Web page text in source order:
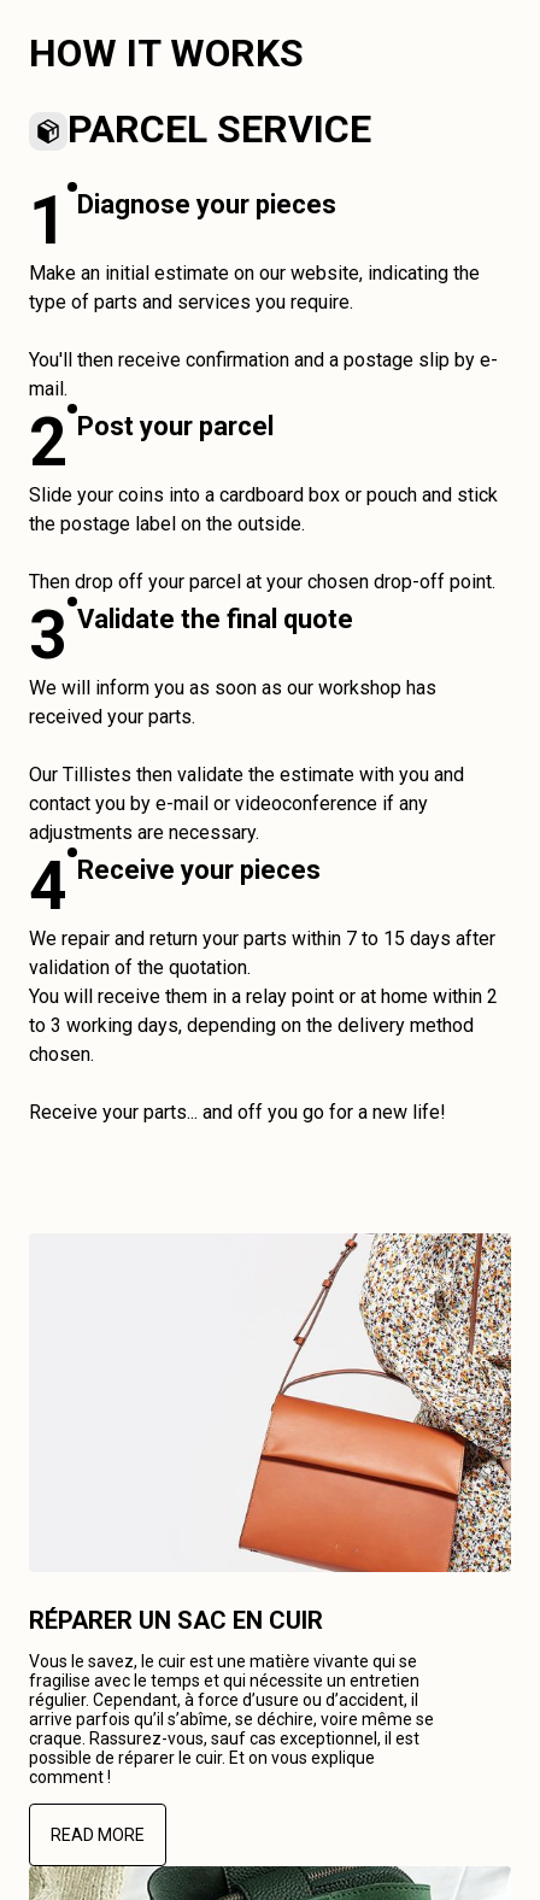
HOW IT WORKS
PARCEL SERVICE
1 Diagnose your pieces
Make an initial estimate on our website, indicating the
type of parts and services you require.
You'll then receive confirmation and a postage slip by e-
mail.
2 Post your parcel
Slide your coins into a cardboard box or pouch and stick
the postage label on the outside.
Then drop off your parcel at your chosen drop-off point.
3 Validate the final quote
We will inform you as soon as our workshop has
received your parts.
Our Tillistes then validate the estimate with you and
contact you by e-mail or videoconference if any
adjustments are necessary.
4 Receive your pieces
We repair and return your parts within 7 to 15 days after
validation of the quotation.
You will receive them in a relay point or at home within 2
to 3 working days, depending on the delivery method
chosen.
Receive your parts... and off you go for a new life!
RÉPARER UN SAC EN CUIR
Vous le savez, le cuir est une matière vivante qui se
fragilise avec le temps et qui nécessite un entretien
régulier. Cependant, à force d’usure ou d’accident, il
arrive parfois qu’il s’abîme, se déchire, voire même se
craque. Rassurez-vous, sauf cas exceptionnel, il est
possible de réparer le cuir. Et on vous explique
comment !
READ MORE